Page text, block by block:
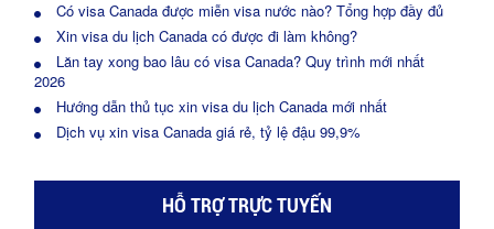
Có visa Canada được miễn visa nước nào? Tổng hợp đầy đủ
Xin visa du lịch Canada có được đi làm không?
Lăn tay xong bao lâu có visa Canada? Quy trình mới nhất
2026
Hướng dẫn thủ tục xin visa du lịch Canada mới nhất
Dịch vụ xin visa Canada giá rẻ, tỷ lệ đậu 99,9%
HỖ TRỢ TRỰC TUYẾN